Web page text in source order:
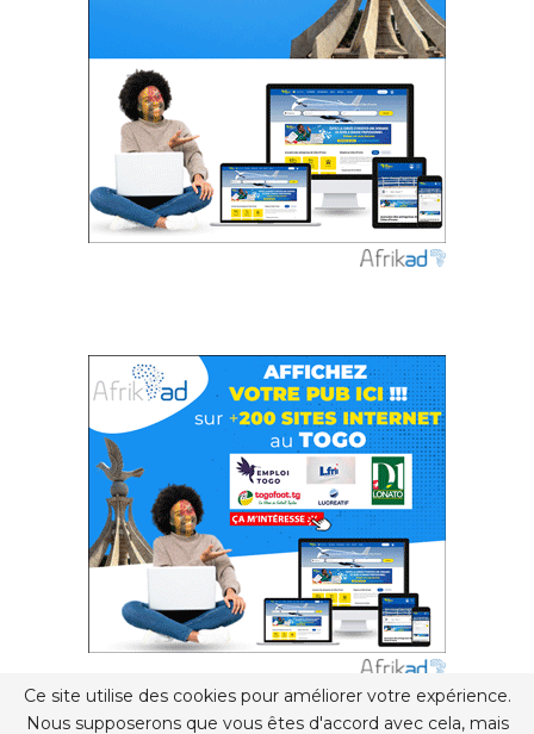
Ce site utilise des cookies pour améliorer votre expérience.
Nous supposerons que vous êtes d'accord avec cela, mais